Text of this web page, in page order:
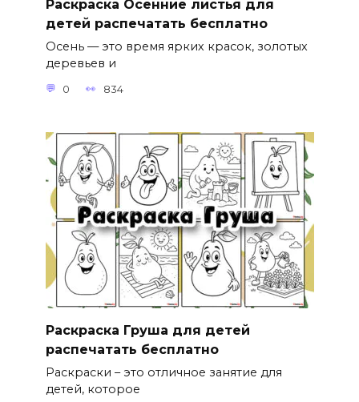
Раскраска Осенние листья для
детей распечатать бесплатно
Осень — это время ярких красок, золотых
деревьев и
0 834
Раскраска Груша для детей
распечатать бесплатно
Раскраски – это отличное занятие для
детей, которое